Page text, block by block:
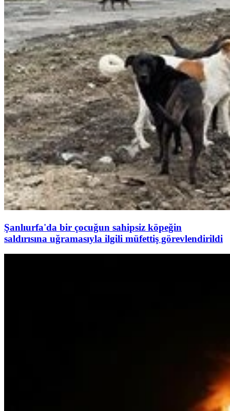
Şanlıurfa'da bir çocuğun sahipsiz köpeğin
saldırısına uğramasıyla ilgili müfettiş görevlendirildi